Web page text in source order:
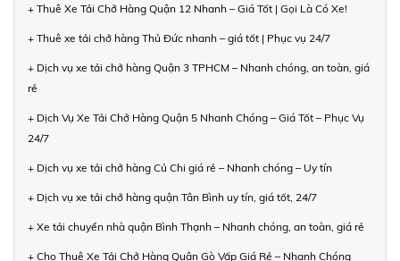
+ Thuê Xe Tải Chở Hàng Quận 12 Nhanh – Giá Tốt | Gọi Là Có Xe!
+ Thuê xe tải chở hàng Thủ Đức nhanh – giá tốt | Phục vụ 24/7
+ Dịch vụ xe tải chở hàng Quận 3 TPHCM – Nhanh chóng, an toàn, giá
rẻ
+ Dịch Vụ Xe Tải Chở Hàng Quận 5 Nhanh Chóng – Giá Tốt – Phục Vụ
24/7
+ Dịch vụ xe tải chở hàng Củ Chi giá rẻ – Nhanh chóng – Uy tín
+ Dịch vụ xe tải chở hàng quận Tân Bình uy tín, giá tốt, 24/7
+ Xe tải chuyển nhà quận Bình Thạnh – Nhanh chóng, an toàn, giá rẻ
+ Cho Thuê Xe Tải Chở Hàng Quận Gò Vấp Giá Rẻ – Nhanh Chóng